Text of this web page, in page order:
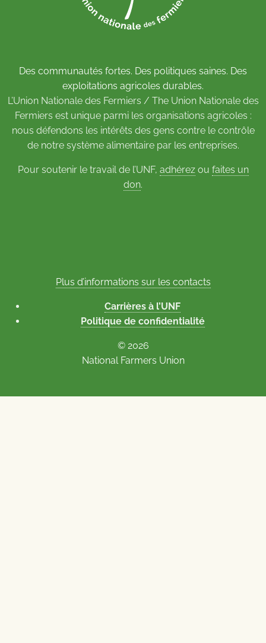
Des communautés fortes. Des politiques saines. Des
exploitations agricoles durables.
L’Union Nationale des Fermiers / The Union Nationale des
Fermiers est unique parmi les organisations agricoles :
nous défendons les intérêts des gens contre le contrôle
de notre système alimentaire par les entreprises.
Pour soutenir le travail de l’UNF, adhérezou faites un
don.
Plus d’informations sur les contacts
Carrières à l’UNF
Politique de confidentialité
© 2026
National Farmers Union